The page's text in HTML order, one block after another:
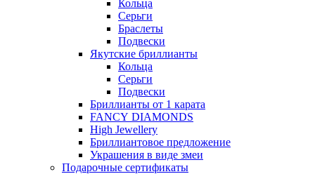
Кольца
Серьги
Браслеты
Подвески
Якутские бриллианты
Кольца
Серьги
Подвески
Бриллианты от 1 карата
FANCY DIAMONDS
High Jewellery
Бриллиантовое предложение
Украшения в виде змеи
Подарочные сертификаты